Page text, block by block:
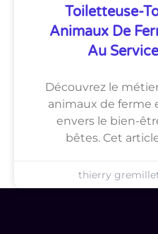
Toiletteuse-
Animaux De
Au
Découvrez le
animaux de ferme
envers le bien-
bêtes. Cet
thierry